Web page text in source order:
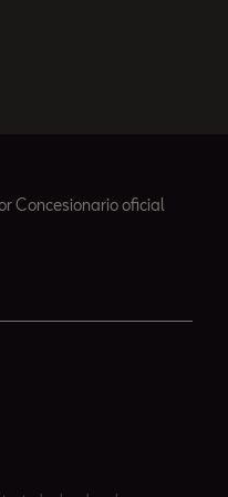
Concesionario oficial